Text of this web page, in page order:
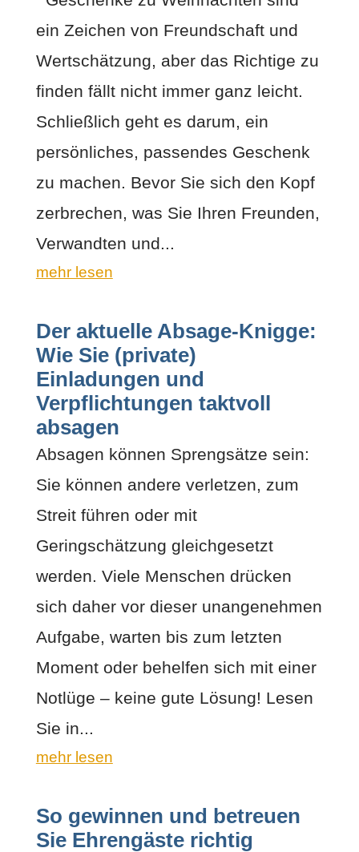
ein Zeichen von Freundschaft und
Wertschätzung, aber das Richtige zu
finden fällt nicht immer ganz leicht.
Schließlich geht es darum, ein
persönliches, passendes Geschenk
zu machen. Bevor Sie sich den Kopf
zerbrechen, was Sie Ihren Freunden,
Verwandten und...
mehr lesen
Der aktuelle Absage-Knigge:
Wie Sie (private)
Einladungen und
Verpflichtungen taktvoll
absagen
Absagen können Sprengsätze sein:
Sie können andere verletzen, zum
Streit führen oder mit
Geringschätzung gleichgesetzt
werden. Viele Menschen drücken
sich daher vor dieser unangenehmen
Aufgabe, warten bis zum letzten
Moment oder behelfen sich mit einer
Notlüge – keine gute Lösung! Lesen
Sie in...
mehr lesen
So gewinnen und betreuen
Sie Ehrengäste richtig